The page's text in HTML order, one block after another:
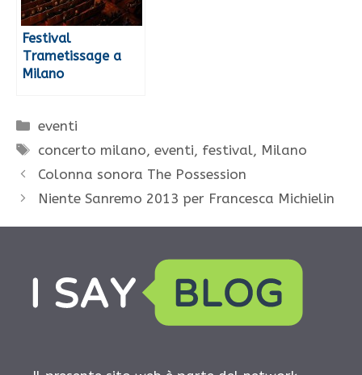
Festival
Trametissage a
Milano
Categorie
eventi
Tag
concerto milano,eventi, festival, Milano
Colonna sonora The Possession
Niente Sanremo 2013 per Francesca Michielin